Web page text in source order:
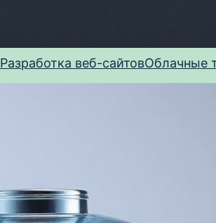
Разработка веб-сайтовОблачные